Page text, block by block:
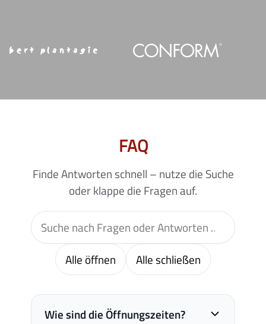
FAQ
Finde Antworten schnell – nutze die Suche
oder klappe die Fragen auf.
Alle öffnen Alle schließen
Wie sind die Öffnungszeiten?